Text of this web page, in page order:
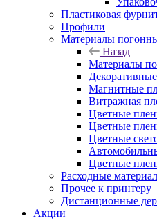
Пластиковая
Профили
Материалы
Назад
Материалы
Магнитные
Витражная
Цветные
Цветные
Цветные
Цветные
Расходные
Прочее к принтеру
Дистанционные
Акции